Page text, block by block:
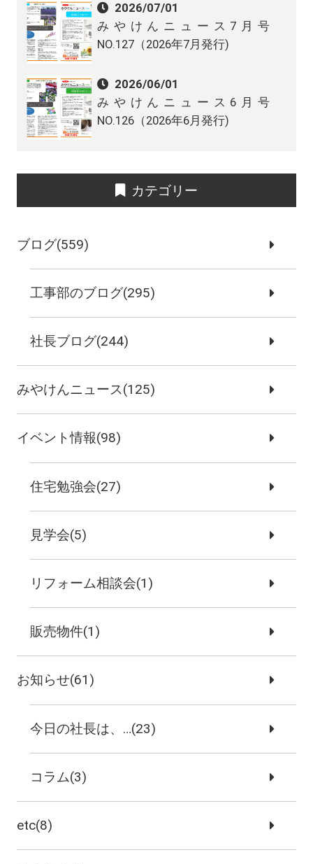
2026/07/01
みやけんニュース7月号
NO.127（2026年7月発行)
2026/06/01
みやけんニュース6月号
NO.126（2026年6月発行)
カテゴリー
ブログ(559)
工事部のブログ(295)
社長ブログ(244)
みやけんニュース(125)
イベント情報(98)
住宅勉強会(27)
見学会(5)
リフォーム相談会(1)
販売物件(1)
お知らせ(61)
今日の社長は、…(23)
コラム(3)
etc(8)